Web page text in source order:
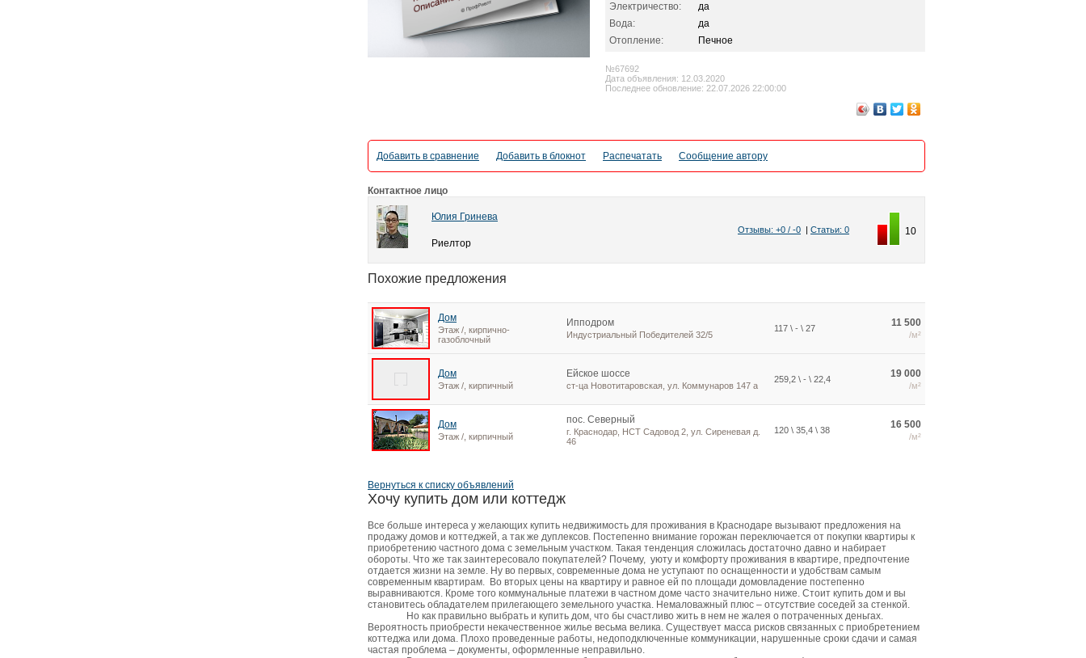
Электричество:
да
Вода:
да
Отопление:
Печное
№67692
Дата объявления: 12.03.2020
Последнее обновление: 22.07.2026 22:00:00
Добавить в сравнение Добавить в блокнот Распечатать Сообщение автору
Контактное лицо
Юлия Гринева
Риелтор
Отзывы: +0 / -0 | Статьи: 0 10
Похожие предложения
Дом
Этаж /, кирпично-
газоблочный
Ипподром
Индустриальный Победителей 32/5
117 \ - \ 27 11 500
/м²
Дом
Этаж /, кирпичный
Ейское шоссе
ст-ца Новотитаровская, ул. Коммунаров 147 а
259,2 \ - \ 22,4 19 000
/м²
Дом
Этаж /, кирпичный
пос. Северный
г. Краснодар, НСТ Садовод 2, ул. Сиреневая д.
46
120 \ 35,4 \ 38 16 500
/м²
Вернуться к списку объявлений
Хочу купить дом или коттедж
Все больше интереса у желающих купить недвижимость для проживания в Краснодаре вызывают предложения на
продажу домов и коттеджей, а так же дуплексов. Постепенно внимание горожан переключается от покупки квартиры к
приобретению частного дома с земельным участком. Такая тенденция сложилась достаточно давно и набирает
обороты. Что же так заинтересовало покупателей? Почему, уюту и комфорту проживания в квартире, предпочтение
отдается жизни на земле. Ну во первых, современные дома не уступают по оснащенности и удобствам самым
современным квартирам. Во вторых цены на квартиру и равное ей по площади домовладение постепенно
выравниваются. Кроме того коммунальные платежи в частном доме часто значительно ниже. Стоит купить дом и вы
становитесь обладателем прилегающего земельного участка. Немаловажный плюс – отсутствие соседей за стенкой.
Но как правильно выбрать и купить дом, что бы счастливо жить в нем не жалея о потраченных деньгах.
Вероятность приобрести некачественное жилье весьма велика. Существует масса рисков связанных с приобретением
коттеджа или дома. Плохо проведенные работы, недоподключенные коммуникации, нарушенные сроки сдачи и самая
частая проблема – документы, оформленные неправильно.